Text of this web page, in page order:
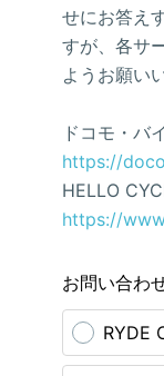
せにお答え
すが、各サ
ようお願い
ドコモ・バ
https://
HELLO
https://
お問い合わ
RYDE